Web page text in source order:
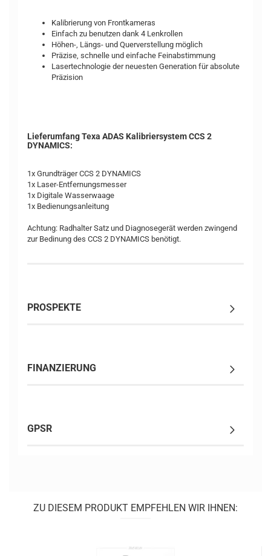
Kalibrierung von Frontkameras
Einfach zu benutzen dank 4 Lenkrollen
Höhen-, Längs- und Querverstellung möglich
Präzise, schnelle und einfache Feinabstimmung
Lasertechnologie der neuesten Generation für absolute
Präzision
Lieferumfang Texa ADAS Kalibriersystem CCS 2
DYNAMICS:
1x Grundträger CCS 2 DYNAMICS
1x Laser-Entfernungsmesser
1x Digitale Wasserwaage
1x Bedienungsanleitung
Achtung: Radhalter Satz und Diagnosegerät werden zwingend
zur Bedinung des CCS 2 DYNAMICS benötigt.
PROSPEKTE
FINANZIERUNG
GPSR
ZU DIESEM PRODUKT EMPFEHLEN WIR IHNEN: